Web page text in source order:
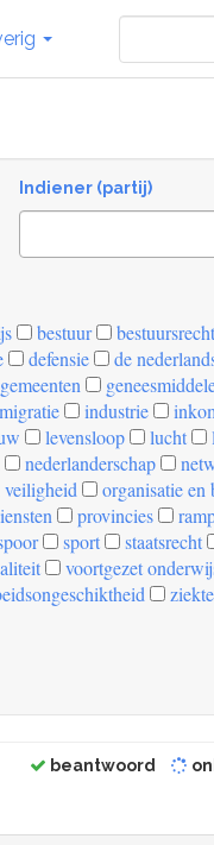
Indiener (partij)
bestuur bestuursrecht
defensie de
gemeenten
industrie
levensloop lucht
nederlanderschap
veiligheid organisatie en
provincies
sport staatsrecht
voortgezet
beantwoord